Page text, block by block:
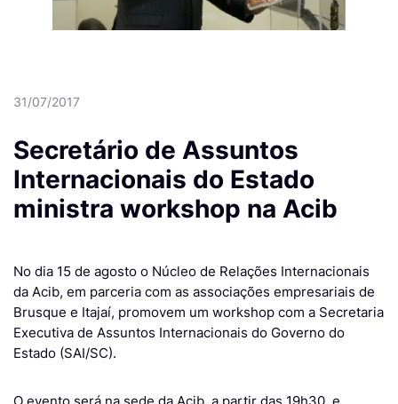
31/07/2017
Secretário de Assuntos
Internacionais do Estado
ministra workshop na Acib
No dia 15 de agosto o Núcleo de Relações Internacionais
da Acib, em parceria com as associações empresariais de
Brusque e Itajaí, promovem um workshop com a Secretaria
Executiva de Assuntos Internacionais do Governo do
Estado (SAI/SC).